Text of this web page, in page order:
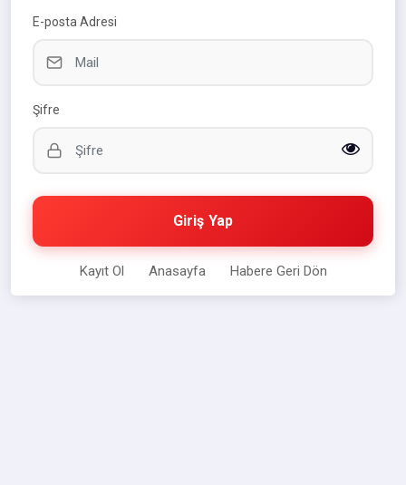
E-posta Adresi
Şifre
Giriş Yap
Kayıt Ol Anasayfa Habere Geri Dön